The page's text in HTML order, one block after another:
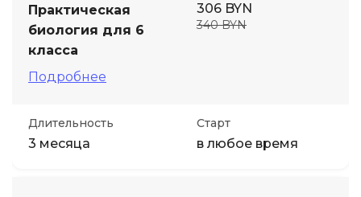
Практическая
биология для 6
класса
Подробнее
306 BYN
340 BYN
Длительность
3 месяца
Старт
в любое время